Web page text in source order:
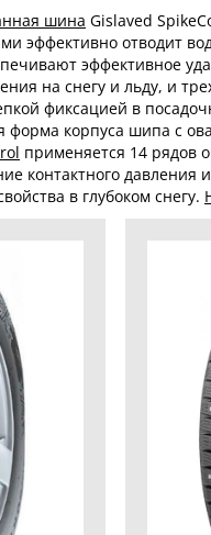
шина Gislaved
эффективно отводит
эффективное
на снегу и льду, и
фиксацией в
корпуса шипа с
применяется 14 рядов
контактного
в глубоком снегу.